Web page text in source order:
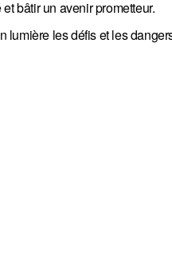
bâtir un avenir prometteur.
les défis et les